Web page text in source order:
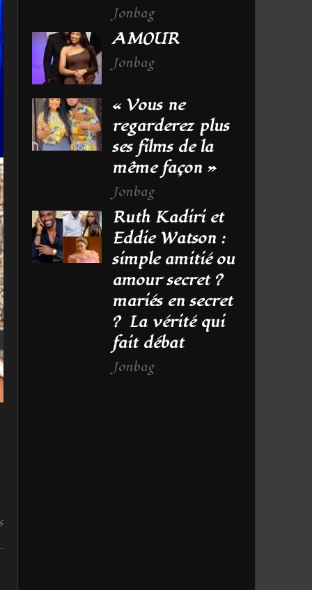
Jonbag
AMOUR
Jonbag
« Vous ne
regarderez plus
ses films de la
même façon »
Jonbag
Ruth Kadiri et
Eddie Watson :
simple amitié ou
amour secret ?
mariés en secret
? La vérité qui
fait débat
Jonbag